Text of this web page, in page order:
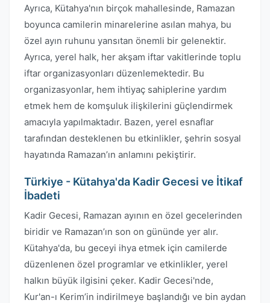
Ayrıca, Kütahya'nın birçok mahallesinde, Ramazan
boyunca camilerin minarelerine asılan mahya, bu
özel ayın ruhunu yansıtan önemli bir gelenektir.
Ayrıca, yerel halk, her akşam iftar vakitlerinde toplu
iftar organizasyonları düzenlemektedir. Bu
organizasyonlar, hem ihtiyaç sahiplerine yardım
etmek hem de komşuluk ilişkilerini güçlendirmek
amacıyla yapılmaktadır. Bazen, yerel esnaflar
tarafından desteklenen bu etkinlikler, şehrin sosyal
hayatında Ramazan’ın anlamını pekiştirir.
Türkiye - Kütahya'da Kadir Gecesi ve İtikaf
İbadeti
Kadir Gecesi, Ramazan ayının en özel gecelerinden
biridir ve Ramazan’ın son on gününde yer alır.
Kütahya'da, bu geceyi ihya etmek için camilerde
düzenlenen özel programlar ve etkinlikler, yerel
halkın büyük ilgisini çeker. Kadir Gecesi'nde,
Kur'an-ı Kerim’in indirilmeye başlandığı ve bin aydan